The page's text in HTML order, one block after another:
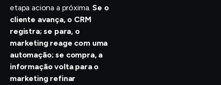
etapa aciona a próxima.Se o
cliente avança, o CRM
registra; se para, o
marketing reage com uma
automação; se compra, a
informação volta para o
marketing refinar